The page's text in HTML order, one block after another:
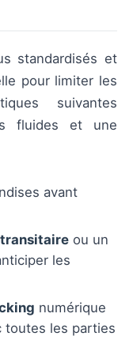
standardisés et
pour limiter les
suivantes
fluides et une
avant
transitaire ou un
les
numérique
toutes les parties